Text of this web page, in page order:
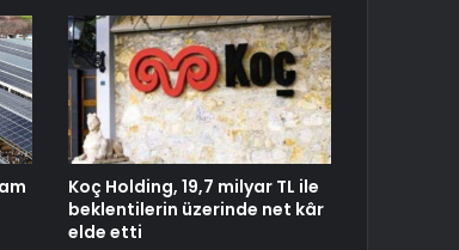
Koç Holding, 19,7 milyar TL ile
beklentilerin üzerinde net kâr
elde etti